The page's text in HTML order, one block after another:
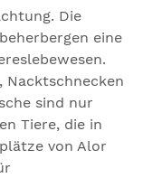
Die
eine
Nacktschnecken
sind nur
Tiere, die in
von Alor